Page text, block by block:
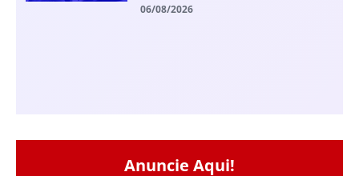
06/08/2026
Anuncie Aqui!